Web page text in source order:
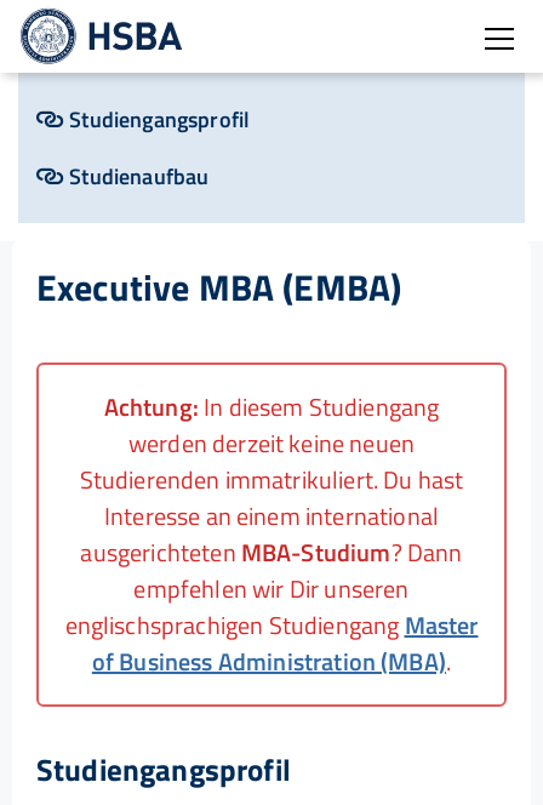
Studiengangsprofil
Studienaufbau
Executive MBA (EMBA)
Achtung:In diesem Studiengang
werden derzeit keine neuen
Studierenden immatrikuliert. Du hast
Interesse an einem international
ausgerichtetenMBA-Studium? Dann
empfehlen wir Dir unseren
englischsprachigen StudiengangMaster
of Business Administration (MBA).
Studiengangsprofil